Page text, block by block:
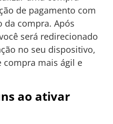
de pagamento com
da compra. Após
será redirecionado
no seu dispositivo,
compra mais ágil e
ao ativar